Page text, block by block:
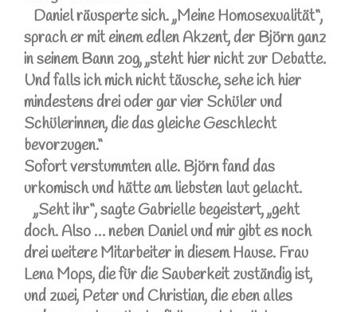
Daniel räusperte sich. „Meine Homosexualität“,
sprach er mit einem edlen Akzent, der Björn ganz
in seinem Bann zog, „steht hier nicht zur Debatte.
Und falls ich mich nicht täusche, sehe ich hier
mindestens drei oder gar vier Schüler und
Schülerinnen, die das gleiche Geschlecht
bevorzugen.“
Sofort verstummten alle. Björn fand das
urkomisch und hätte am liebsten laut gelacht.
„Seht ihr“, sagte Gabrielle begeistert, „geht
doch. Also … neben Daniel und mir gibt es noch
drei weitere Mitarbeiter in diesem Hause. Frau
Lena Mops, die für die Sauberkeit zuständig ist,
und zwei, Peter und Christian, die eben alles